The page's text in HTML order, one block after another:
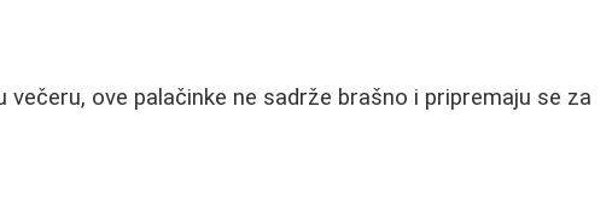
večeru, ove palačinke ne sadrže brašno i pripremaju se za